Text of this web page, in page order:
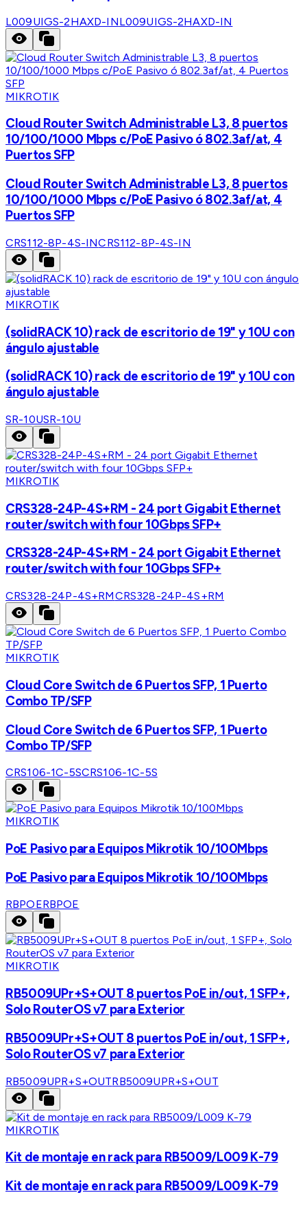
L009UIGS-2HAXD-INL009UIGS-2HAXD-IN
MIKROTIK
Cloud Router Switch Administrable L3, 8 puertos
10/100/1000 Mbps c/PoE Pasivo ó 802.3af/at, 4
Puertos SFP
Cloud Router Switch Administrable L3, 8 puertos
10/100/1000 Mbps c/PoE Pasivo ó 802.3af/at, 4
Puertos SFP
CRS112-8P-4S-INCRS112-8P-4S-IN
MIKROTIK
(solidRACK 10) rack de escritorio de 19" y 10U con
ángulo ajustable
(solidRACK 10) rack de escritorio de 19" y 10U con
ángulo ajustable
SR-10USR-10U
MIKROTIK
CRS328-24P-4S+RM - 24 port Gigabit Ethernet
router/switch with four 10Gbps SFP+
CRS328-24P-4S+RM - 24 port Gigabit Ethernet
router/switch with four 10Gbps SFP+
CRS328-24P-4S+RMCRS328-24P-4S+RM
MIKROTIK
Cloud Core Switch de 6 Puertos SFP, 1 Puerto
Combo TP/SFP
Cloud Core Switch de 6 Puertos SFP, 1 Puerto
Combo TP/SFP
CRS106-1C-5SCRS106-1C-5S
MIKROTIK
PoE Pasivo para Equipos Mikrotik 10/100Mbps
PoE Pasivo para Equipos Mikrotik 10/100Mbps
RBPOERBPOE
MIKROTIK
RB5009UPr+S+OUT 8 puertos PoE in/out, 1 SFP+,
Solo RouterOS v7 para Exterior
RB5009UPr+S+OUT 8 puertos PoE in/out, 1 SFP+,
Solo RouterOS v7 para Exterior
RB5009UPR+S+OUTRB5009UPR+S+OUT
MIKROTIK
Kit de montaje en rack para RB5009/L009 K-79
Kit de montaje en rack para RB5009/L009 K-79